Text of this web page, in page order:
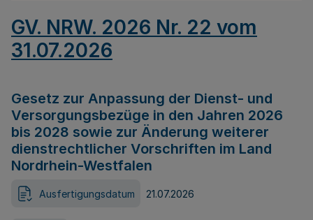
GV. NRW. 2026 Nr. 22 vom
31.07.2026
Gesetz zur Anpassung der Dienst- und
Versorgungsbezüge in den Jahren 2026
bis 2028 sowie zur Änderung weiterer
dienstrechtlicher Vorschriften im Land
Nordrhein-Westfalen
Ausfertigungsdatum 21.07.2026